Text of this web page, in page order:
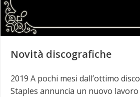
Novità discografiche
2019 A pochi mesi dall’ottimo
Staples annuncia un nuovo lavoro